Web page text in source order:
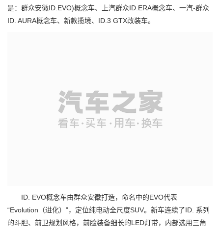
是：群众安徽ID.EVO)概念车、上汽群众ID.ERA概念车、一汽-群众
ID. AURA概念车、新款揽境、ID.3 GTX改装车。
ID. EVO概念车由群众安徽打造，命名中的EVO代表
“Evolution（进化）”，定位纯电动全尺度SUV。新车连续了ID. 系列
的斗胆、前卫规划风格，前脸装备细长的LED灯带，内部选用三角